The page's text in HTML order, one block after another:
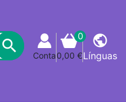

Conta
0
0,00 €
public
Línguas